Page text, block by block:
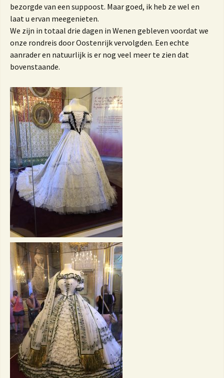
bezorgde van een suppoost. Maar goed, ik heb ze wel en
laat u ervan meegenieten.
We zijn in totaal drie dagen in Wenen gebleven voordat we
onze rondreis door Oostenrijk vervolgden. Een echte
aanrader en natuurlijk is er nog veel meer te zien dat
bovenstaande.